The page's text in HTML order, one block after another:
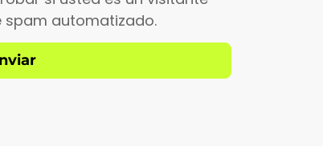
spam automatizado.